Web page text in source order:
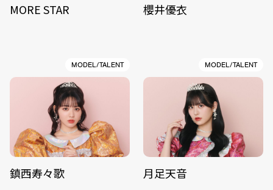
MORE STAR 櫻井優衣
MODEL/TALENT
鎮西寿々歌
MODEL/TALENT
月足天音